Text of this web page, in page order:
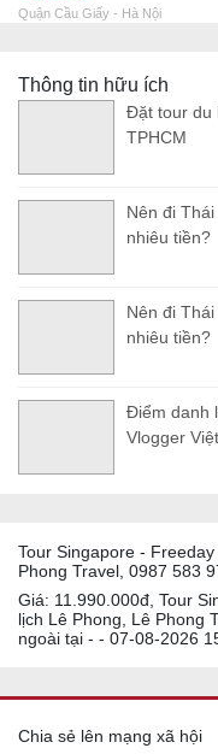
Quận Cầu Giấy - Hà Nội
Thông tin hữu ích
Đặt tour du
TPHCM
Nên đi
nhiêu tiền?
Nên đi
nhiêu tiền?
Điểm danh
Vlogger
Tour Singapore -
Phong Travel, 0987 583
Giá: 11.990.000đ, Tour
lịch Lê Phong, Lê Phong
ngoài tại - - 07-08-2026
Chia sẻ lên mạng xã hội